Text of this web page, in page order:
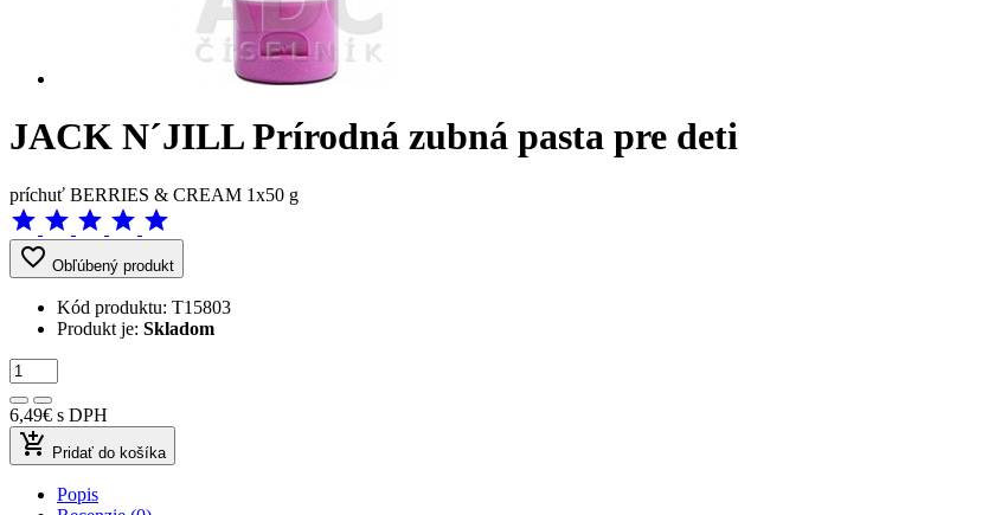
JACK N´JILL Prírodná zubná pasta pre deti
príchuť BERRIES & CREAM 1x50 g
star star star star star
favorite_border Obľúbený produkt
Kód produktu: T15803
Produkt je: Skladom
6,49€ s DPH
add_shopping_cart Pridať do košíka
Popis